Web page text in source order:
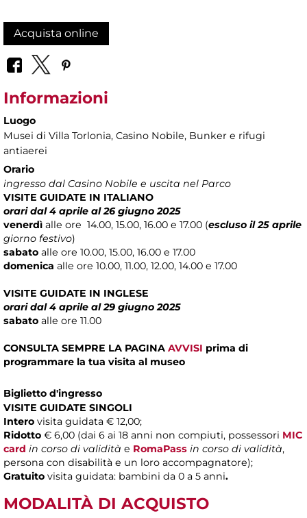
Acquista online
Informazioni
Luogo
Musei di Villa Torlonia, Casino Nobile, Bunker e rifugi
antiaerei
Orario
ingresso dal Casino Nobile e uscita nel Parco
VISITE GUIDATE IN ITALIANO
orari dal 4 aprile al 26 giugno 2025
venerdì alle ore 14.00, 15.00, 16.00 e 17.00 (escluso il 25 aprile
giorno festivo)
sabato alle ore 10.00, 15.00, 16.00 e 17.00
domenica alle ore 10.00, 11.00, 12.00, 14.00 e 17.00
VISITE GUIDATE IN INGLESE
orari dal 4 aprile al 29 giugno 2025
sabato alle ore 11.00
CONSULTA SEMPRE LA PAGINA AVVISI prima di
programmare la tua visita al museo
Biglietto d'ingresso
VISITE GUIDATE SINGOLI
Intero visita guidata € 12,00;
Ridotto € 6,00 (dai 6 ai 18 anni non compiuti, possessori MIC
card in corso di validità e RomaPass in corso di validità,
persona con disabilità e un loro accompagnatore);
Gratuito visita guidata: bambini da 0 a 5 anni.
MODALITÀ DI ACQUISTO